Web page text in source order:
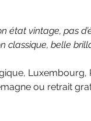
état vintage, pas
classique, belle
Luxembourg,
ou retrait